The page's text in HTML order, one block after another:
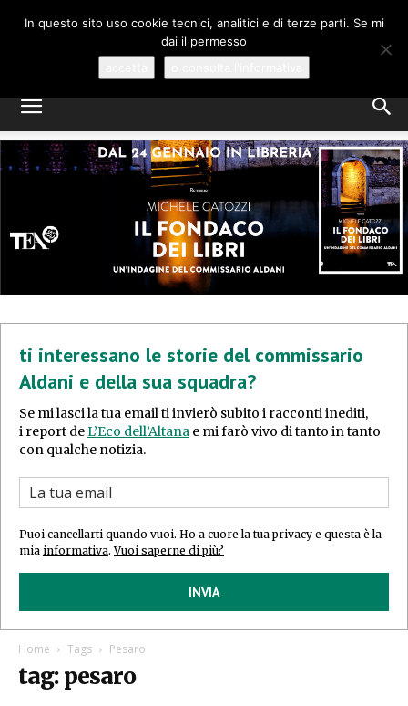
MICHELE CATOZZI
GIALLI E MYSTERY, A VENEZIA
ti interessano le storie del commissario
Aldani e della sua squadra?
Se mi lasci la tua email ti invierò subito i racconti inediti,
i report deL’Eco dell’Altana e mi farò vivo di tanto in tanto
con qualche notizia.
Puoi cancellarti quando vuoi. Ho a cuore la tua privacy e questa è la
mia informativa.Vuoi saperne di più?
INVIA
Home Tags Pesaro
tag: pesaro
In questo sito uso cookie tecnici, analitici e di terze parti. Se mi
dai il permesso